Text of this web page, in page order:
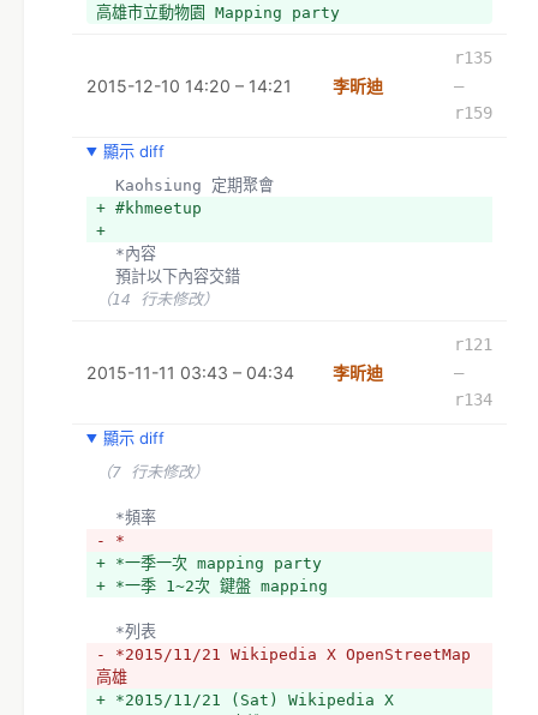
高雄市立動物園 Mapping party
2015-12-10 14:20 – 14:21 李昕迪
r135
–
r159
顯示 diff
  Kaohsiung 定期聚會
+ #khmeetup
+
  *內容
  預計以下內容交錯
（14 行未修改）
2015-11-11 03:43 – 04:34 李昕迪
r121
–
r134
顯示 diff
（7 行未修改）
  *頻率
- *
+ *一季一次 mapping party
+ *一季 1~2次 鍵盤 mapping
  *列表
- *2015/11/21 Wikipedia X OpenStreetMap
高雄
+ *2015/11/21 (Sat) Wikipedia X